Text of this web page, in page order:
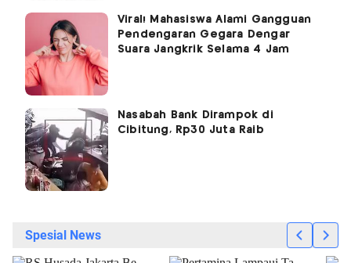
Viral! Mahasiswa Alami Gangguan
Pendengaran Gegara Dengar
Suara Jangkrik Selama 4 Jam
Nasabah Bank Dirampok di
Cibitung, Rp30 Juta Raib